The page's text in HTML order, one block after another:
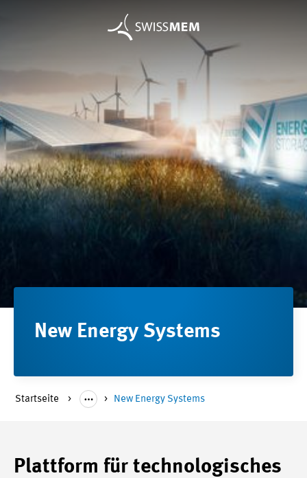
New Energy Systems
Startseite New Energy Systems
Plattform für technologisches